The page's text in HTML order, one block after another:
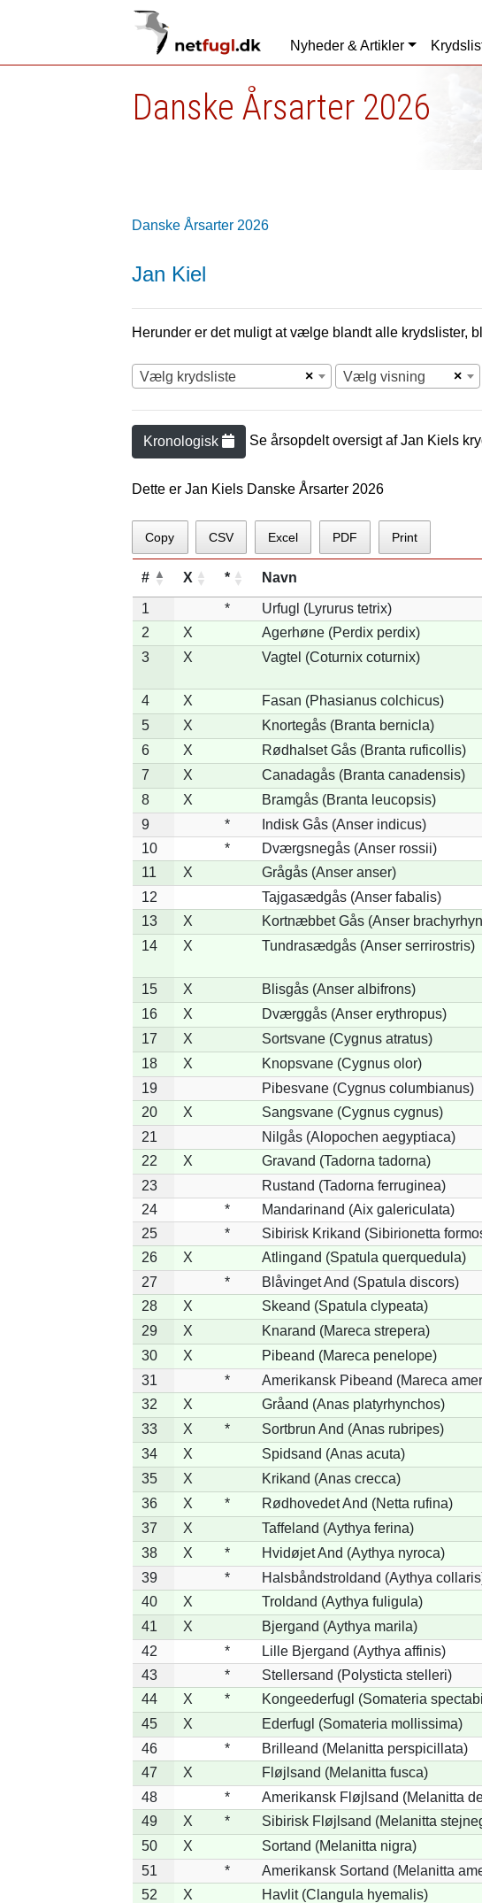
Nyheder & Artikler
Danske Årsarter 2026
Danske Årsarter 2026
Jan Kiel
Herunder er det muligt at vælge blandt alle krydslister,
×
Vælg krydsliste ×
Vælg visning
Kronologisk Se årsopdelt oversigt afJan Kiels
Dette er Jan Kiels Danske Årsarter 2026
Copy CSV Excel PDF Print
# X * Navn
1 *
Urfugl (Lyrurus tetrix)
2
X Agerhøne (Perdix perdix)
3
X Vagtel (Coturnix coturnix)
4
X Fasan (Phasianus colchicus)
5
X Knortegås (Branta bernicla)
6
X Rødhalset Gås (Branta ruficollis)
7
X Canadagås (Branta canadensis)
8
X Bramgås (Branta leucopsis)
9
*
Indisk Gås (Anser indicus)
10
*
Dværgsnegås (Anser rossii)
11
X Grågås (Anser anser)
12
Tajgasædgås (Anser fabalis)
13
X Kortnæbbet Gås (Anser
14
X Tundrasædgås (Anser serrirostris)
15
X Blisgås (Anser albifrons)
16
X Dværggås (Anser erythropus)
17
X Sortsvane (Cygnus atratus)
18
X Knopsvane (Cygnus olor)
19
Pibesvane (Cygnus columbianus)
20
X Sangsvane (Cygnus cygnus)
21
Nilgås (Alopochen aegyptiaca)
22
X Gravand (Tadorna tadorna)
23
Rustand (Tadorna ferruginea)
24
*
Mandarinand (Aix galericulata)
25
*
Sibirisk Krikand (Sibirionetta
26
X Atlingand (Spatula querquedula)
27
*
Blåvinget And (Spatula discors)
28
X Skeand (Spatula clypeata)
29
X Knarand (Mareca strepera)
30
X Pibeand (Mareca penelope)
31
*
Amerikansk Pibeand (Mareca
32
X Gråand (Anas platyrhynchos)
33
X * Sortbrun And (Anas rubripes)
34
X Spidsand (Anas acuta)
35
X Krikand (Anas crecca)
36
X * Rødhovedet And (Netta rufina)
37
X Taffeland (Aythya ferina)
38
X * Hvidøjet And (Aythya nyroca)
39
*
Halsbåndstroldand (Aythya
40
X Troldand (Aythya fuligula)
41
X Bjergand (Aythya marila)
42
*
Lille Bjergand (Aythya affinis)
43
*
Stellersand (Polysticta stelleri)
44
X * Kongeederfugl (Somateria
45
X Ederfugl (Somateria mollissima)
46
*
Brilleand (Melanitta perspicillata)
47
X Fløjlsand (Melanitta fusca)
48
*
Amerikansk Fløjlsand (Melanitta
49
X * Sibirisk Fløjlsand (Melanitta
50
X Sortand (Melanitta nigra)
51
*
Amerikansk Sortand (Melanitta
52
X Havlit (Clangula hyemalis)